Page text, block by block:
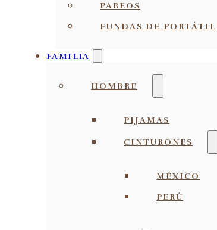
PAREOS
FUNDAS DE PORTÁTIL
FAMILIA
HOMBRE
PIJAMAS
CINTURONES
MÉXICO
PERÚ